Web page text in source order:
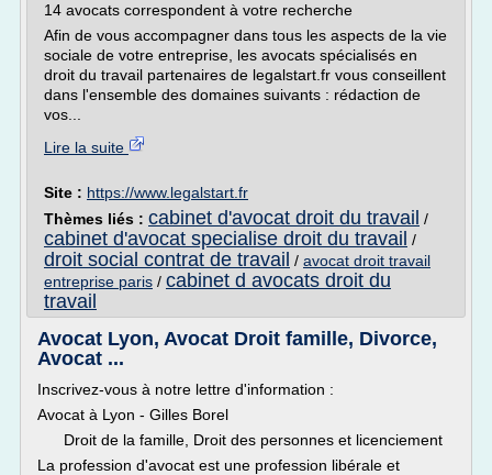
14 avocats correspondent à votre recherche
Afin de vous accompagner dans tous les aspects de la vie
sociale de votre entreprise, les avocats spécialisés en
droit du travail partenaires de legalstart.fr vous conseillent
dans l'ensemble des domaines suivants : rédaction de
vos...
Lire la suite
Site : https://www.legalstart.fr
Thèmes liés : cabinet d'avocat droit du travail /
cabinet d'avocat specialise droit du travail /
droit social contrat de travail / avocat droit travail
entreprise paris / cabinet d avocats droit du
travail
Avocat Lyon, Avocat Droit famille, Divorce,
Avocat ...
Inscrivez-vous à notre lettre d'information :
Avocat à Lyon - Gilles Borel
Droit de la famille, Droit des personnes et licenciement
La profession d'avocat est une profession libérale et